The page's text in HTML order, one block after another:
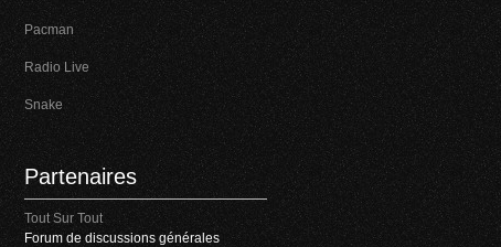
Pacman
Radio Live
Snake
Partenaires
Tout Sur Tout
Forum de discussions générales